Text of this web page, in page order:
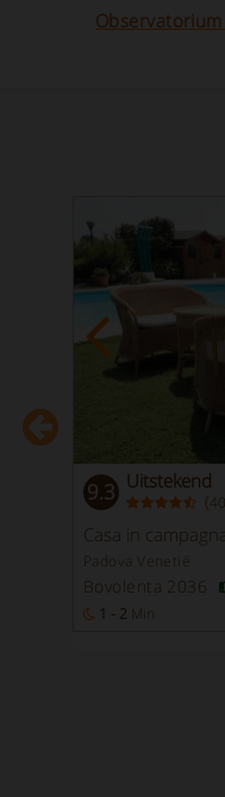
9.3 Uitstekend
( 40
Casa in
Padova Venetië
Bovolenta 2036
1 - 2 Min